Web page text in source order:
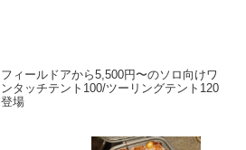
フィールドアから5,500円〜のソロ向けワ
ンタッチテント100/ツーリングテント120
登場